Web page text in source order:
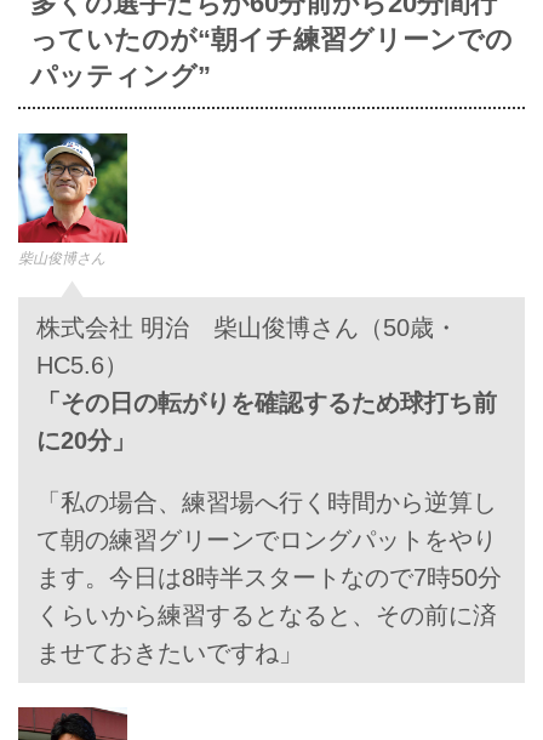
っていたのが“朝イチ練習グリーンでの
パッティング”
柴山俊博さん
株式会社 明治 柴山俊博さん（50歳・
HC5.6）
「その日の転がりを確認するため球打ち前
に20分」
「私の場合、練習場へ行く時間から逆算し
て朝の練習グリーンでロングパットをやり
ます。今日は8時半スタートなので7時50分
くらいから練習するとなると、その前に済
ませておきたいですね」